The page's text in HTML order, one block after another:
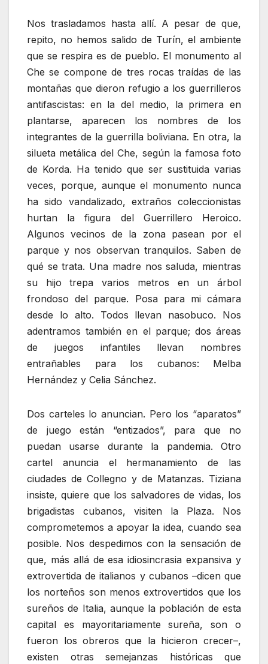
Nos trasladamos hasta allí. A pesar de que,
repito, no hemos salido de Turín, el ambiente
que se respira es de pueblo. El monumento al
Che se compone de tres rocas traídas de las
montañas que dieron refugio a los guerrilleros
antifascistas: en la del medio, la primera en
plantarse, aparecen los nombres de los
integrantes de la guerrilla boliviana. En otra, la
silueta metálica del Che, según la famosa foto
de Korda. Ha tenido que ser sustituida varias
veces, porque, aunque el monumento nunca
ha sido vandalizado, extraños coleccionistas
hurtan la figura del Guerrillero Heroico.
Algunos vecinos de la zona pasean por el
parque y nos observan tranquilos. Saben de
qué se trata. Una madre nos saluda, mientras
su hijo trepa varios metros en un árbol
frondoso del parque. Posa para mi cámara
desde lo alto. Todos llevan nasobuco. Nos
adentramos también en el parque; dos áreas
de juegos infantiles llevan nombres
entrañables para los cubanos: Melba
Hernández y Celia Sánchez.
Dos carteles lo anuncian. Pero los “aparatos”
de juego están “entizados”, para que no
puedan usarse durante la pandemia. Otro
cartel anuncia el hermanamiento de las
ciudades de Collegno y de Matanzas. Tiziana
insiste, quiere que los salvadores de vidas, los
brigadistas cubanos, visiten la Plaza. Nos
comprometemos a apoyar la idea, cuando sea
posible. Nos despedimos con la sensación de
que, más allá de esa idiosincrasia expansiva y
extrovertida de italianos y cubanos –dicen que
los norteños son menos extrovertidos que los
sureños de Italia, aunque la población de esta
capital es mayoritariamente sureña, son o
fueron los obreros que la hicieron crecer–,
existen otras semejanzas históricas que